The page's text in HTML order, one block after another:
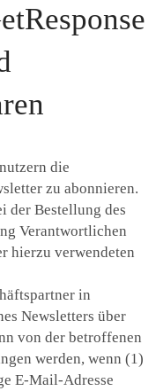
die
zu abonnieren.
der Bestellung des
Verantwortlichen
hierzu verwendeten
in
Newsletters über
von der betroffenen
werden, wenn (1)
E-Mail-Adresse